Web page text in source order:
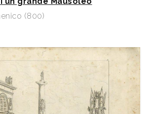
(800)